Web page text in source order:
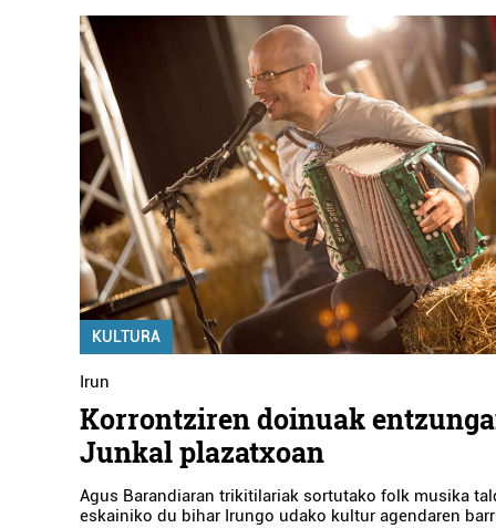
KULTURA
Irun
Korrontziren doinuak
Junkal plazatxoan
Agus Barandiaran trikitilariak sortutako folk musika
eskainiko du bihar Irungo udako kultur agendaren